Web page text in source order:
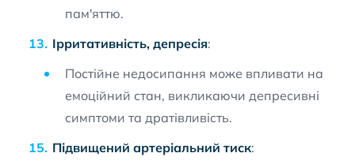
пам'яттю.
Ірритативність, депресія:
Постійне недосипання може впливати на
емоційний стан, викликаючи депресивні
симптоми та дратівливість.
Підвищений артеріальний тиск: